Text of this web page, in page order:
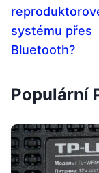
systému přes
Bluetooth?
Populární